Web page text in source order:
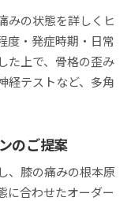
みの状態を詳しくヒ
度・発症時期・日常
た上で、骨格の歪み
経テストなど、多角
のご提案
、膝の痛みの根本原
に合わせたオーダー